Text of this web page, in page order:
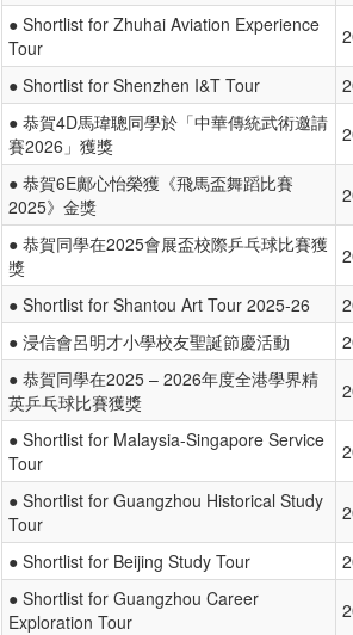
● Shortlist for Zhuhai Aviation Experience
Tour
● Shortlist for Shenzhen I&T Tour
● 恭賀4D馬瑋聰同學於「中華傳統武術邀請
賽2026」獲獎
● 恭賀6E鄺心怡榮獲《飛馬盃舞蹈比賽
2025》金獎
● 恭賀同學在2025會展盃校際乒乓球比賽獲
獎
● Shortlist for Shantou Art Tour 2025-26
● 浸信會呂明才小學校友聖誕節慶活動
● 恭賀同學在2025 – 2026年度全港學界精
英乒乓球比賽獲獎
● Shortlist for Malaysia-Singapore Service
Tour
● Shortlist for Guangzhou Historical Study
Tour
● Shortlist for Beijing Study Tour
● Shortlist for Guangzhou Career
Exploration Tour